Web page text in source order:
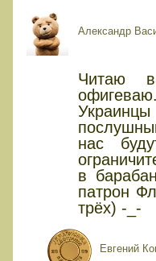
Александр
Читаю
нас
в
патрон
трёх) -_-
Евгений